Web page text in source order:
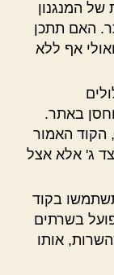
של המנגנון
האם תתכן
אף ללא
באתר.
הקוד האמור
צד ג' אלא אצל
בקוד
בשרתים
אותו